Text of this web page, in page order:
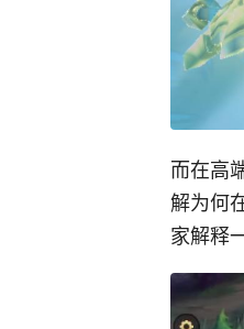
而在高
解为何
家解释